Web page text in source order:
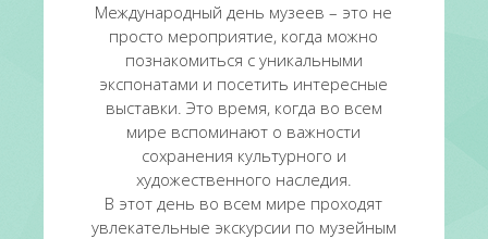
Международный день музеев – это не
просто мероприятие, когда можно
познакомиться с уникальными
экспонатами и посетить интересные
выставки. Это время, когда во всем
мире вспоминают о важности
сохранения культурного и
художественного наследия.
В этот день во всем мире проходят
увлекательные экскурсии по музейным